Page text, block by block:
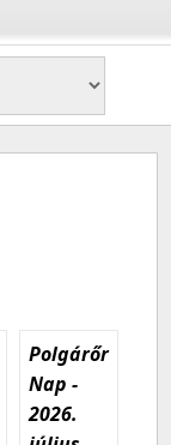
Polgárőr
Nap -
2026.